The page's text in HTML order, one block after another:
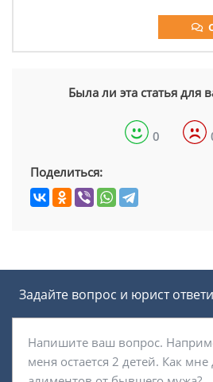
Была ли эта статья для
0
Поделиться:
Задайте вопрос и юрист